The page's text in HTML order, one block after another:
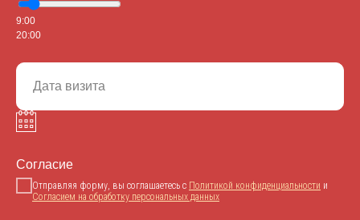
9:00
20:00
Согласие
Отправляя форму, вы соглашаетесь с Политикой конфиденциальности и
Согласием на обработку персональных данных